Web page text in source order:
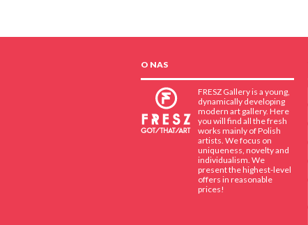
O NAS
FRESZ Gallery is a young,
dynamically developing
modern art gallery. Here
you will find all the fresh
works mainly of Polish
artists. We focus on
uniqueness, novelty and
individualism. We
present the highest-level
offers in reasonable
prices!